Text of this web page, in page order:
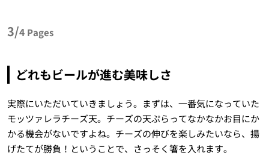
3/4 Pages
どれもビールが進む美味しさ
実際にいただいていきましょう。まずは、一番気になっていた
モッツァレラチーズ天。チーズの天ぷらってなかなかお目にか
かる機会がないですよね。チーズの伸びを楽しみたいなら、揚
げたてが勝負！ということで、さっそく箸を入れます。